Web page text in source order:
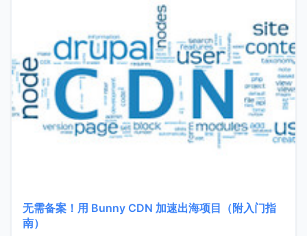
无需备案！用 Bunny CDN 加速出海项目（附入门指
南）